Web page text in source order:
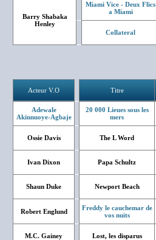
Barry Shabaka
Henley
Miami Vice - Deux Flics
a Miami
Collateral
Acteur V.O Titre
Adewale
Akinnuoye-Agbaje
20 000 Lieues sous les
mers
Ossie Davis The L Word
Ivan Dixon Papa Schultz
Shaun Duke Newport Beach
Robert Englund
Freddy le cauchemar de
vos nuits
M.C. Gainey Lost, les disparus